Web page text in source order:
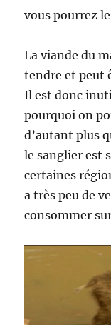
vous pourrez
La viande du
tendre et peut
Il est donc
pourquoi on
d’autant plus
le sanglier est
certaines
a très peu de
consommer